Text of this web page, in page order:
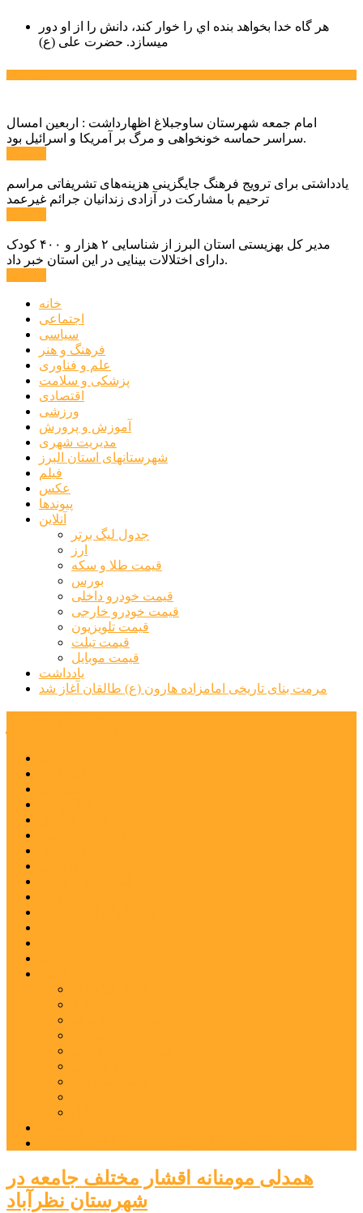
هر گاه خدا بخواهد بنده اي را خوار كند، دانش را از او دور
میسازد. حضرت علی (ع)
امام جمعه شهرستان ساوجبلاغ اظهارداشت : اربعین امسال
سراسر حماسه خونخواهی و مرگ بر آمریکا و اسرائیل بود.
یادداشتی برای ترویج فرهنگ جایگزینی هزینه‌های تشریفاتی مراسم
ترحیم با مشارکت در آزادی زندانیان جرائم غیرعمد
مدیر کل بهزیستی استان البرز از شناسایی ۲ هزار و ۴۰۰ کودک
دارای اختلالات بینایی در این استان خبر داد.
خانه
اجتماعی
سیاسی
فرهنگ و هنر
علم و فناوری
پزشکی و سلامت
اقتصادی
ورزشی
آموزش و پرورش
مدیریت شهری
شهرستانهای استان البرز
فیلم
عکس
پیوندها
آنلاین
جدول لیگ برتر
ارز
قیمت طلا و سکه
بورس
قیمت خودرو داخلی
قیمت خودرو خارجی
قیمت تلویزیون
قیمت تبلت
قیمت موبایل
یادداشت
مرمت بنای تاریخی امامزاده هارون (ع) طالقان آغاز شد
همدلی مومنانه اقشار مختلف جامعه در
شهرستان نظرآباد